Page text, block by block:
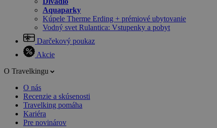
Aquaparky
Kúpele Therme Erding + prémiové ubytovanie
Vodný svet Rulantica: Vstupenky a pobyt
Darčekový poukaz
Akcie
O Travelkingu
O nás
Recenzie a skúsenosti
Travelking pomáha
Kariéra
Pre novinárov